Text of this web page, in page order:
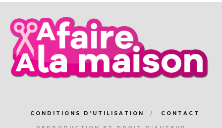
CONDITIONS D’UTILISATION CONTACT